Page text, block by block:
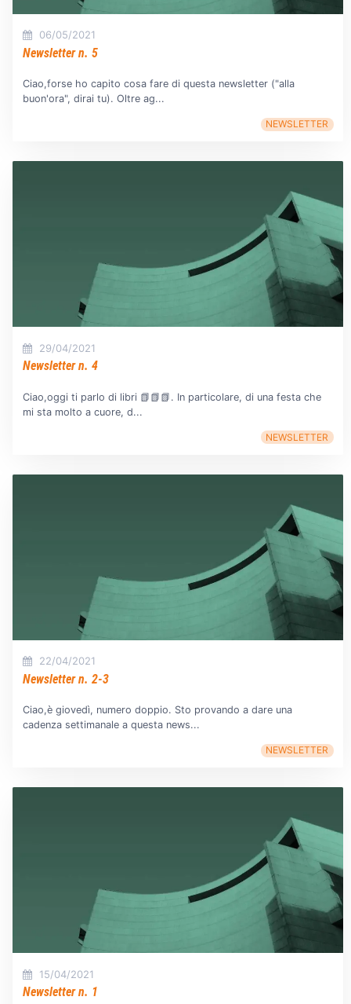
06/05/2021
Newsletter n. 5
Ciao,forse ho capito cosa fare di questa newsletter ("alla
buon'ora", dirai tu). Oltre ag...
NEWSLETTER
29/04/2021
Newsletter n. 4
Ciao,oggi ti parlo di libri 📗📗📗. In particolare, di una festa che
mi sta molto a cuore, d...
NEWSLETTER
22/04/2021
Newsletter n. 2-3
Ciao,è giovedì, numero doppio. Sto provando a dare una
cadenza settimanale a questa news...
NEWSLETTER
15/04/2021
Newsletter n. 1